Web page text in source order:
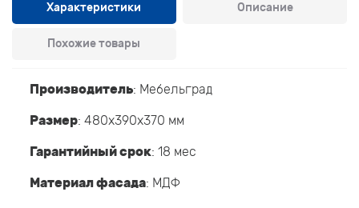
Характеристики Описание
Похожие товары
Производитель: Мебельград
Размер: 480x390x370 мм
Гарантийный срок: 18 мес
Материал фасада: МДФ